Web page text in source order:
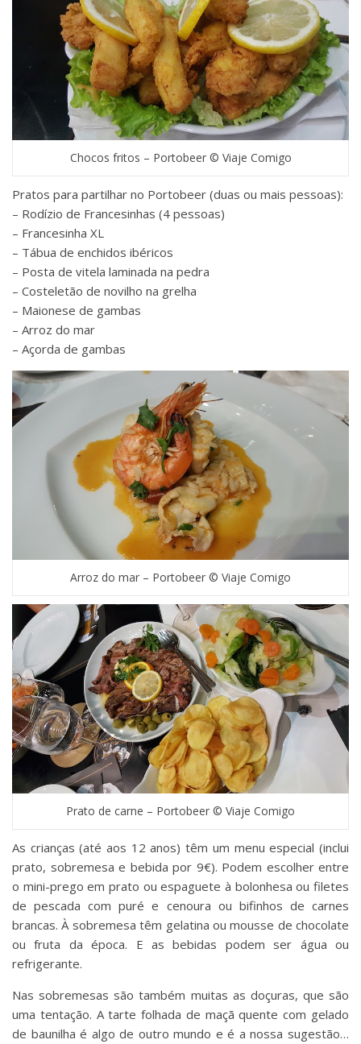
Chocos fritos – Portobeer © Viaje Comigo
Pratos para partilhar no Portobeer (duas ou mais pessoas):
– Rodízio de Francesinhas (4 pessoas)
– Francesinha XL
– Tábua de enchidos ibéricos
– Posta de vitela laminada na pedra
– Costeletão de novilho na grelha
– Maionese de gambas
– Arroz do mar
– Açorda de gambas
Arroz do mar – Portobeer © Viaje Comigo
Prato de carne – Portobeer © Viaje Comigo
As crianças (até aos 12 anos) têm um menu especial (inclui
prato, sobremesa e bebida por 9€). Podem escolher entre
o mini-prego em prato ou espaguete à bolonhesa ou filetes
de pescada com puré e cenoura ou bifinhos de carnes
brancas. À sobremesa têm gelatina ou mousse de chocolate
ou fruta da época. E as bebidas podem ser água ou
refrigerante.
Nas sobremesas são também muitas as doçuras, que são
uma tentação. A tarte folhada de maçã quente com gelado
de baunilha é algo de outro mundo e é a nossa sugestão…